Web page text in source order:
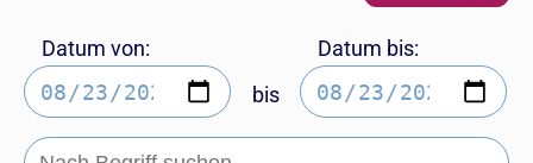
Datum von:
bis
Datum bis: